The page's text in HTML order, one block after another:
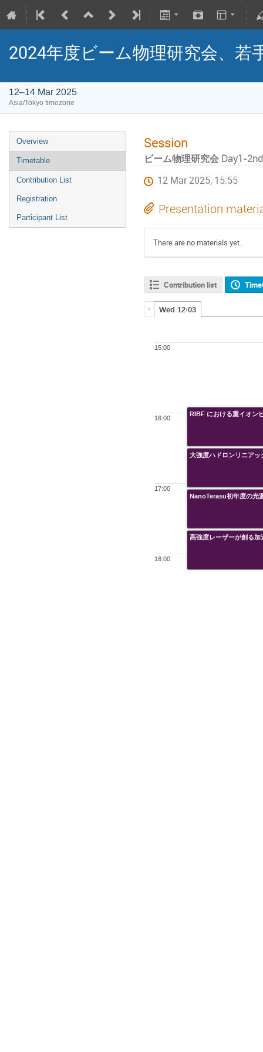
2024年度ビーム物理研究会、若
12–14 Mar 2025
Asia/Tokyo timezone
Overview
Timetable
Contribution List
Registration
Participant List
Session
ビーム物理研究会 Day1-
12 Mar 2025, 15:55
Presentation
There are no materials yet.
Contribution list
Wed 12/03
15:00
16:00
17:00
18:00
RIBF における重イオン
大強度ハドロンリニア
NanoTerasu初年度の光
高強度レーザーが創る